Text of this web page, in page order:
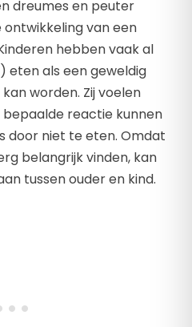
dreumes en peuter
van een
hebben vaak al
eten als een geweldig
worden. Zij voelen
bepaalde reactie kunnen
door niet te eten. Omdat
belangrijk vinden, kan
tussen ouder en kind.